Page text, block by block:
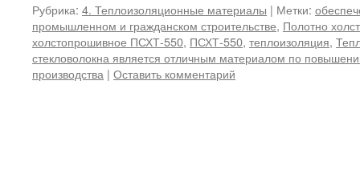
Рубрика: 4. Теплоизоляционные материалы | Метки:
промышленном и гражданском строительстве, Полотно
холстопрошивное ПСХТ-550, ПСХТ-550, теплоизоляция,
стекловолокна является отличным материалом по
производства | Оставить комментарий